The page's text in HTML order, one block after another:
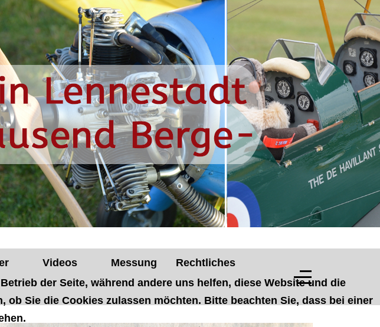
Videos Messung Rechtliches
der Seite, während andere uns helfen, diese Website und die
Sie die Cookies zulassen möchten. Bitte beachten Sie, dass bei einer